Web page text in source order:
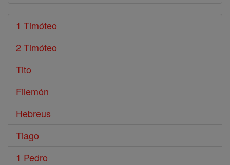
1 Timóteo
2 Timóteo
Tito
Filemón
Hebreus
Tiago
1 Pedro